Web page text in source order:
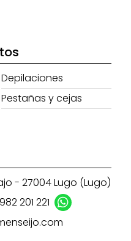
Depilaciones
Pestañas y cejas
- 27004 Lugo (Lugo)
982 201 221